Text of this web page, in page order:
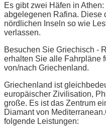
Es gibt zwei Häfen in
abgelegenen Rafina. Diese
nördlichen Inseln so wie
verlassen.
Besuchen Sie Griechisch -
erhalten Sie alle Fahrpläne
von/nach Griechenland.
Griechenland ist
europäischer Zivilisation,
große. Es ist das Zentrum
Diamant von
folgende Leistungen: